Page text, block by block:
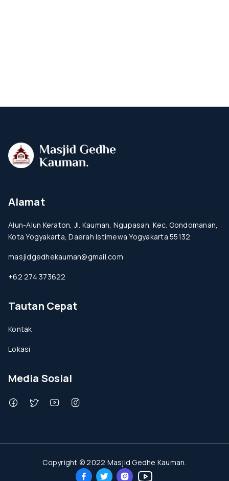
Alamat
Alun-Alun Keraton, Jl. Kauman, Ngupasan, Kec. Gondomanan,
Kota Yogyakarta, Daerah Istimewa Yogyakarta 55132
masjidgedhekauman@gmail.com
+62 274 373622
Tautan Cepat
Kontak
Lokasi
Media Sosial
Copyright © 2022 Masjid Gedhe Kauman.